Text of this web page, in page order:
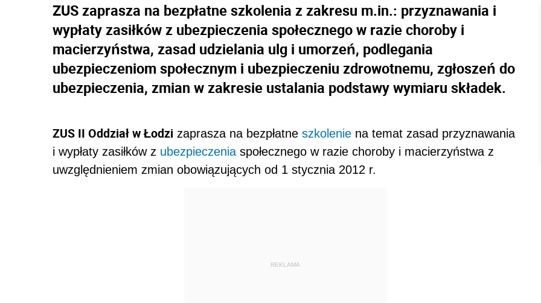
ZUS zaprasza na bezpłatne szkolenia z zakresu m.in.: przyznawania i
wypłaty zasiłków z ubezpieczenia społecznego w razie choroby i
macierzyństwa, zasad udzielania ulg i umorzeń, podlegania
ubezpieczeniom społecznym i ubezpieczeniu zdrowotnemu, zgłoszeń do
ubezpieczenia, zmian w zakresie ustalania podstawy wymiaru składek.
ZUS II Oddział w Łodzi zaprasza na bezpłatne szkolenie na temat zasad przyznawania
i wypłaty zasiłków z ubezpieczenia społecznego w razie choroby i macierzyństwa z
uwzględnieniem zmian obowiązujących od 1 stycznia 2012 r.
REKLAMA